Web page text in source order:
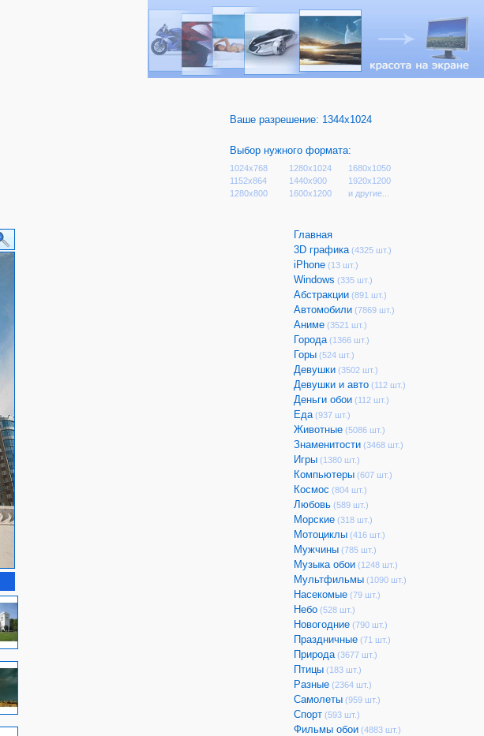
Ваше разрешение: 1344x1024
Выбор нужного формата:
1024x768 1280x1024
1680x1050
1152x864
1440x900
1920x1200
1280x800
1600x1200 и другие...
Главная
3D графика (4325 шт.)
iPhone (13 шт.)
Windows (335 шт.)
Абстракции (891 шт.)
Автомобили (7869 шт.)
Аниме (3521 шт.)
Города (1366 шт.)
Горы (524 шт.)
Девушки (3502 шт.)
Девушки и авто (112 шт.)
Деньги обои (112 шт.)
Еда (937 шт.)
Животные (5086 шт.)
Знаменитости (3468 шт.)
Игры (1380 шт.)
Компьютеры (607 шт.)
Космос (804 шт.)
Любовь (589 шт.)
Морские (318 шт.)
Мотоциклы (416 шт.)
Мужчины (785 шт.)
Музыка обои (1248 шт.)
Мультфильмы (1090 шт.)
Насекомые (79 шт.)
Небо (528 шт.)
Новогодние (790 шт.)
Праздничные (71 шт.)
Природа (3677 шт.)
Птицы (183 шт.)
Разные (2364 шт.)
Самолеты (959 шт.)
Спорт (593 шт.)
Фильмы обои (4883 шт.)